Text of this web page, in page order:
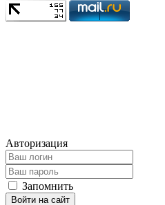
Авторизация
Запомнить
Войти на сайт